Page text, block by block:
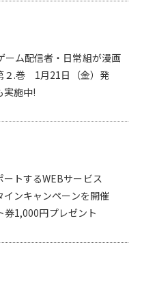
ム配信者・日常組が漫画
２.巻 1月21日（金）発
施中!
トするWEBサービス
インキャンペーンを開催
1,000円プレゼント